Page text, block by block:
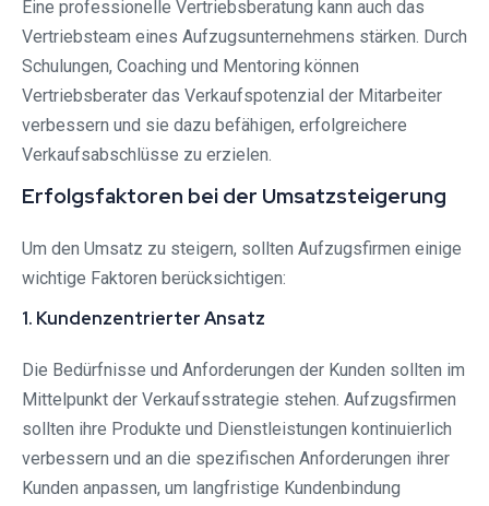
Eine professionelle Vertriebsberatung kann auch das
Vertriebsteam eines Aufzugsunternehmens stärken. Durch
Schulungen, Coaching und Mentoring können
Vertriebsberater das Verkaufspotenzial der Mitarbeiter
verbessern und sie dazu befähigen, erfolgreichere
Verkaufsabschlüsse zu erzielen.
Erfolgsfaktoren bei der Umsatzsteigerung
Um den Umsatz zu steigern, sollten Aufzugsfirmen einige
wichtige Faktoren berücksichtigen:
1. Kundenzentrierter Ansatz
Die Bedürfnisse und Anforderungen der Kunden sollten im
Mittelpunkt der Verkaufsstrategie stehen. Aufzugsfirmen
sollten ihre Produkte und Dienstleistungen kontinuierlich
verbessern und an die spezifischen Anforderungen ihrer
Kunden anpassen, um langfristige Kundenbindung